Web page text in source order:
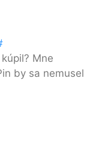
Mne
by sa nemusel